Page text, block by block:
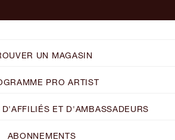
UN MAGASIN
PRO ARTIST
ET D'AMBASSADEURS
ABONNEMENTS